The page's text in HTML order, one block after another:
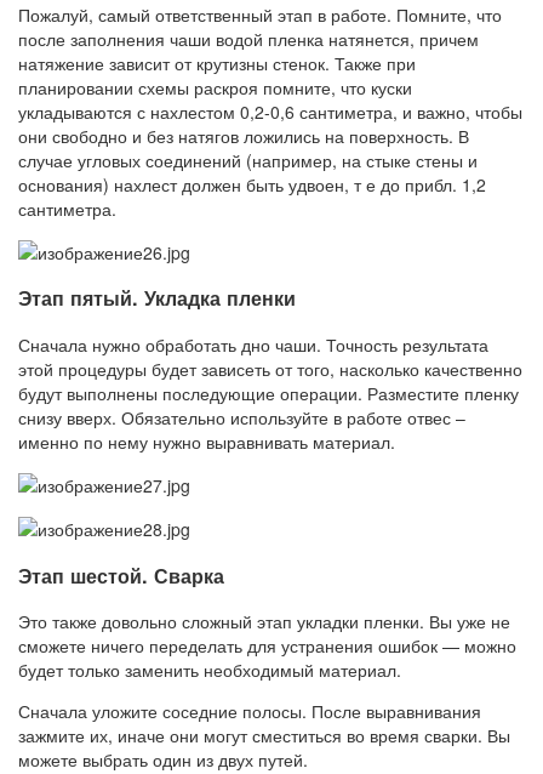
Пожалуй, самый ответственный этап в работе. Помните, что
после заполнения чаши водой пленка натянется, причем
натяжение зависит от крутизны стенок. Также при
планировании схемы раскроя помните, что куски
укладываются с нахлестом 0,2-0,6 сантиметра, и важно, чтобы
они свободно и без натягов ложились на поверхность. В
случае угловых соединений (например, на стыке стены и
основания) нахлест должен быть удвоен, т е до прибл. 1,2
сантиметра.
Этап пятый. Укладка пленки
Сначала нужно обработать дно чаши. Точность результата
этой процедуры будет зависеть от того, насколько качественно
будут выполнены последующие операции. Разместите пленку
снизу вверх. Обязательно используйте в работе отвес –
именно по нему нужно выравнивать материал.
Этап шестой. Сварка
Это также довольно сложный этап укладки пленки. Вы уже не
сможете ничего переделать для устранения ошибок — можно
будет только заменить необходимый материал.
Сначала уложите соседние полосы. После выравнивания
зажмите их, иначе они могут сместиться во время сварки. Вы
можете выбрать один из двух путей.